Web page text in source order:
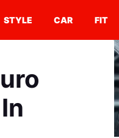
STYLE CAR FIT